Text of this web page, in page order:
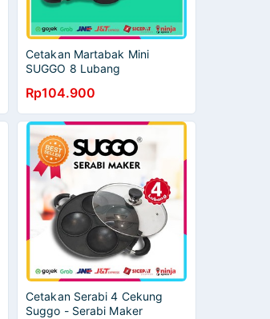
Cetakan Martabak Mini
SUGGO 8 Lubang
Rp104.900
Cetakan Serabi 4 Cekung
Suggo - Serabi Maker